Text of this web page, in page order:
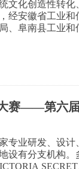
文化创造性转
经安徽省工业
、阜南县工业
赛——第六
专业研发、设
设有分支机构。